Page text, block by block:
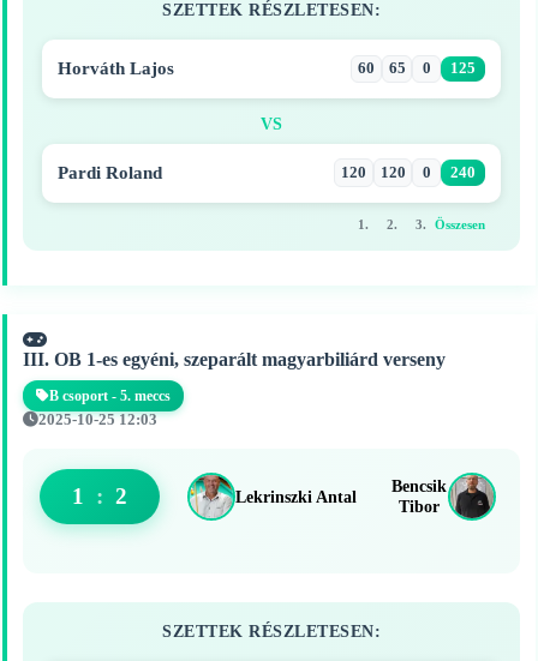
SZETTEK RÉSZLETESEN:
Horváth Lajos 60 65 0 125
VS
Pardi Roland 120 120 0 240
1. 2. 3. Összesen
III. OB 1-es egyéni, szeparált magyarbiliárd verseny
B csoport - 5. meccs
2025-10-25 12:03
Lekrinszki Antal
1 : 2
Bencsik
Tibor
SZETTEK RÉSZLETESEN: